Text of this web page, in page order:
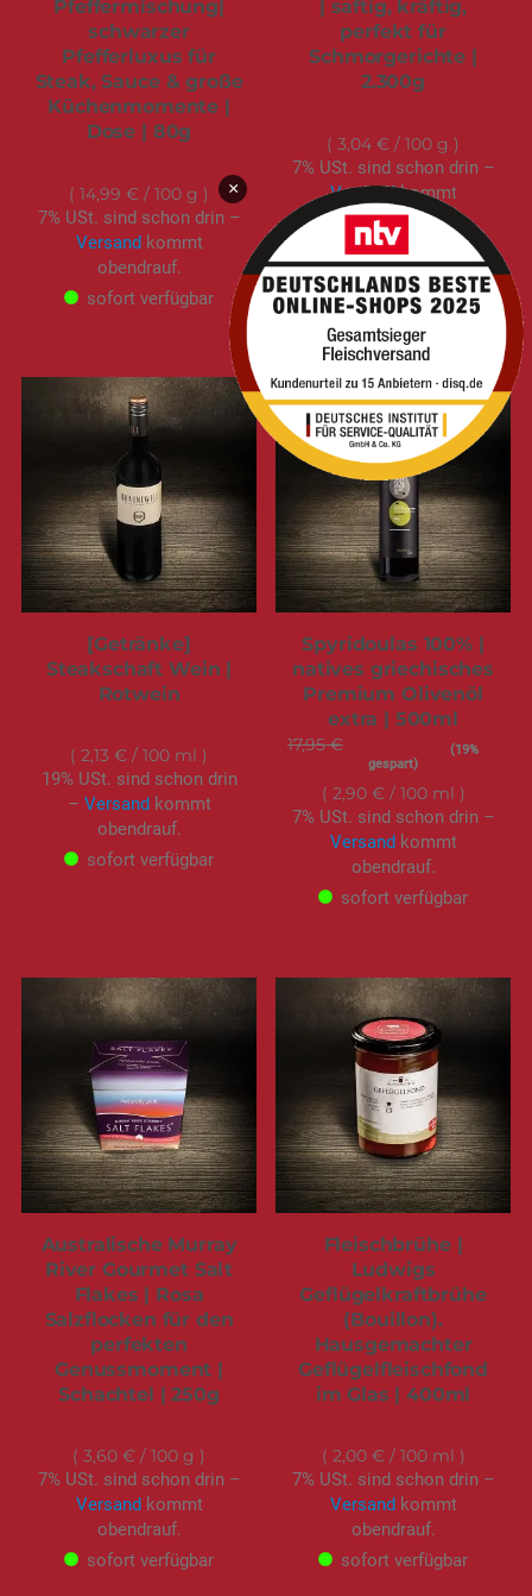
Pfeffermischung|
schwarzer
Pfefferluxus für
Steak, Sauce & große
Küchenmomente |
Dose | 80g
14,99 € / 100 g
7% USt. sind schon drin –
Versandkommt
obendrauf.
sofort verfügbar
| saftig, kräftig,
perfekt für
Schmorgerichte |
2.300g
3,04 € / 100 g
7% USt. sind schon drin –
Versandkommt
obendrauf.
sofort verfügbar
[Getränke]
Steakschaft Wein |
Rotwein
2,13 € / 100 ml
19% USt. sind schon drin
– Versand kommt
obendrauf.
sofort verfügbar
Spyridoulas 100% |
natives griechisches
Premium Olivenöl
extra | 500ml
17,95 € Sonderangebot(19%
gespart)
2,90 €/ 100 ml
7% USt. sind schon drin –
Versand kommt
obendrauf.
sofort verfügbar
Australische Murray
River Gourmet Salt
Flakes | Rosa
Salzflocken für den
perfekten
Genussmoment |
Schachtel | 250g
3,60 € / 100 g
7% USt. sind schon drin –
Versand kommt
obendrauf.
sofort verfügbar
Fleischbrühe |
Ludwigs
Geflügelkraftbrühe
(Bouillon).
Hausgemachter
Geflügelfleischfond
im Glas | 400ml
2,00 €/ 100 ml
7% USt. sind schon drin –
Versand kommt
obendrauf.
sofort verfügbar
×